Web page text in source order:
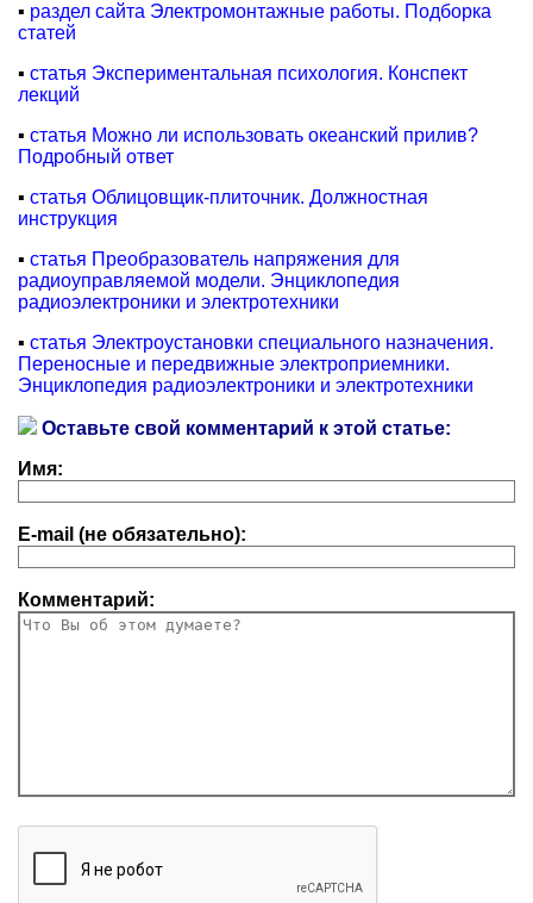
▪ раздел сайта Электромонтажные работы. Подборка
статей
▪ статья Экспериментальная психология. Конспект
лекций
▪ статья Можно ли использовать океанский прилив?
Подробный ответ
▪ статья Облицовщик-плиточник. Должностная
инструкция
▪ статья Преобразователь напряжения для
радиоуправляемой модели. Энциклопедия
радиоэлектроники и электротехники
▪ статья Электроустановки специального назначения.
Переносные и передвижные электроприемники.
Энциклопедия радиоэлектроники и электротехники
Оставьте свой комментарий к этой статье:
Имя:
E-mail (не обязательно):
Комментарий: